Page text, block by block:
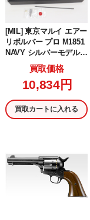
[MIL] 東京マルイ エアー
リボルバー プロ M1851
NAVY シルバーモデル(N
o.7) (10歳以上専用)
買取価格
10,834円
買取カートに入れる